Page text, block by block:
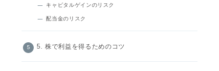
キャピタルゲインのリスク
配当金のリスク
5. 株で利益を得るためのコツ